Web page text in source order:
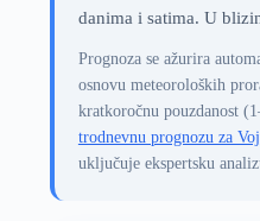
danima i satima. U
Prognoza se ažurira
osnovu meteoroloških
kratkoročnu pouzdanost
trodnevnu prognozu za
uključuje ekspertsku